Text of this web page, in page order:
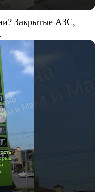
Закрытые АЗС,